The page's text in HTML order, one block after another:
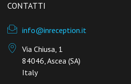
CONTATTI
info@inreception.it
Via Chiusa, 1
84046, Ascea (SA)
Italy